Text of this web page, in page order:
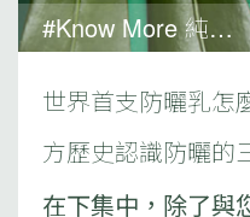
#Know More 純淨保養觀點
世界首支防曬乳怎
方歷史認識防曬的
在下集中，除了與